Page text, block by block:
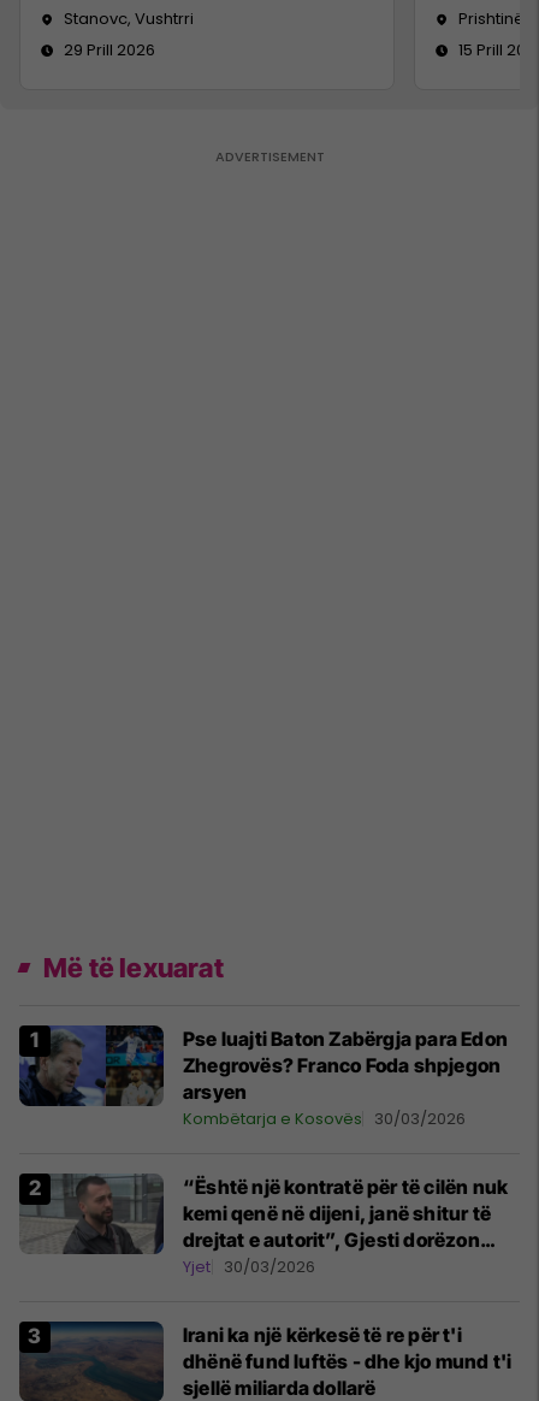
Stanovc, Vushtrri
29 Prill 2026
Prishtinë
15 Prill
Më të lexuarat
Pse luajti Baton Zabërgja para Edon
Zhegrovës? Franco Foda shpjegon
arsyen
Kombëtarja e Kosovës 30/03/2026
“Është një kontratë për të cilën nuk
kemi qenë në dijeni, janë shitur të
drejtat e autorit”, Gjesti dorëzon
kallëzim penal ndaj "Onima"
Yjet 30/03/2026
Irani ka një kërkesë të re për t'i
dhënë fund luftës - dhe kjo mund t'i
sjellë miliarda dollarë